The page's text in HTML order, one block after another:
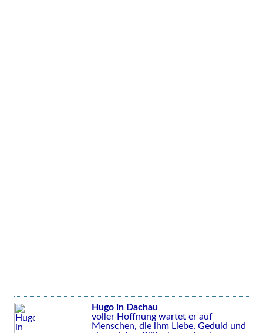
Hugo in Dachau
voller Hoffnung wartet er auf
Menschen, die ihm Liebe, Geduld und